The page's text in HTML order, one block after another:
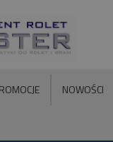
NOWOŚCI